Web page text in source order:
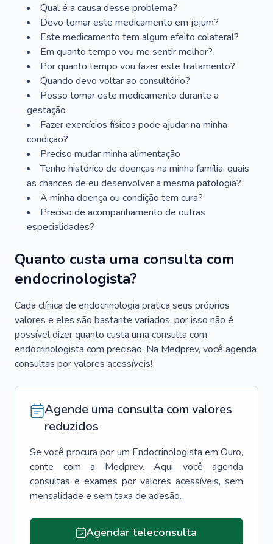
Qual é a causa desse problema?
Devo tomar este medicamento em jejum?
Este medicamento tem algum efeito colateral?
Em quanto tempo vou me sentir melhor?
Por quanto tempo vou fazer este tratamento?
Quando devo voltar ao consultório?
Posso tomar este medicamento durante a
gestação
Fazer exercícios físicos pode ajudar na minha
condição?
Preciso mudar minha alimentação
Tenho histórico de doenças na minha família, quais
as chances de eu desenvolver a mesma patologia?
A minha doença ou condição tem cura?
Preciso de acompanhamento de outras
especialidades?
Quanto custa uma consulta com
endocrinologista?
Cada clínica de endocrinologia pratica seus próprios
valores e eles são bastante variados, por isso não é
possível dizer quanto custa uma consulta com
endocrinologista com precisão. Na Medprev, você agenda
consultas por valores acessíveis!
Agende uma consulta com valores
reduzidos
Se você procura por um Endocrinologista em Ouro,
conte com a Medprev. Aqui você agenda
consultas e exames por valores acessíveis, sem
mensalidade e sem taxa de adesão.
Agendar teleconsulta